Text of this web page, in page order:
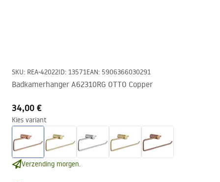
SKU: REA-42022ID: 13571EAN: 5906366030291
Badkamerhanger A62310RG OTTO Copper
34,00 €
Kies variant
Verzending morgen.